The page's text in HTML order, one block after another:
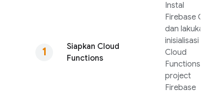
Siapkan Cloud
Functions
Instal
Firebase CLI
dan lakukan
inisialisasi
Cloud
Functions
project
Firebase